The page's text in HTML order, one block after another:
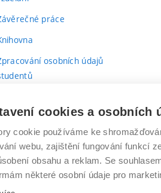
práce
osobních údajů
Vysoké
učení
technické
ÚSTAV
cookies a osobních
cookie používáme ke
webu, zajištění fungování funkcí
obsahu a reklam. Se
některé osobní údaje pro